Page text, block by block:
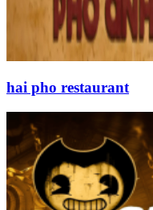
hai pho restaurant